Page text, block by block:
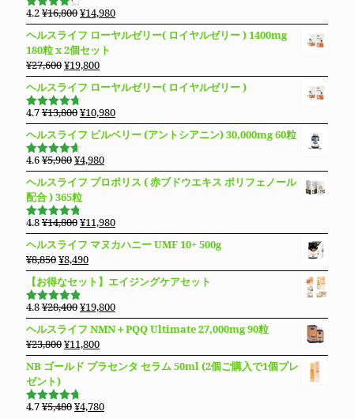
は
¥14,800
で
し
た。
格
は
¥13,280
5段階で
4.19の評
価
4.2¥16,800元
の
価
格
は
¥16,800
で
し
た。
¥14,980現
在
の
は
で
す。
ヘルスライフ ローヤルゼリー( ロイヤルゼリー ) 1400mg
180粒 x 2個セット
¥27,600元
の
価
格
は
¥27,600
で
し
た。
¥19,800現
在
価
格
は
¥19,800
で
す。
ヘルスライフ ローヤルゼリー( ロイヤルゼリー )
5段階で
4.69の評
価
4.7¥13,800元
の
価
格
は
¥13,800
で
し
た。
¥10,980現
在
の
格
は
す。
ヘルスライフ ビルベリー (アントシアニン) 30,000mg 60粒
5段階で
4.63の評
価
4.6¥5,980元
の
価
格
は
¥5,980
で
し
た。
¥4,980現
在
の
格
は
¥4,980
す。
ヘルスライフ プロポリス ( 赤ブドウエキス ポリフェノール
配合 ) 365粒
5段階で
4.76の評
価
4.8¥14,800元
の
価
格
は
¥14,800
で
し
た。
¥11,980現
在
の
格
¥11,980
で
ヘルスライフ マヌカハニー UMF 10+ 500g
¥8,850元
の
価
格
は
¥8,850
で
し
た。
¥8,490現
在
の
価
格
は
¥8,490
で
【お得なセット】エイジングケアセット
5段階で
4.83の評
価
4.8¥28,400元
の
価
格
は
で
し
¥19,800現
在
の
格
ヘルスライフ NMN＋PQQ Ultimate 27,000mg 90粒
¥23,800元
の
価
格
は
¥11,800現
在
の
格
NB ゴールド プラセンタ セラム 50ml (2個ご購入で1個プレ
ゼント)
5段階で
4.7¥5,480元
¥4,780現